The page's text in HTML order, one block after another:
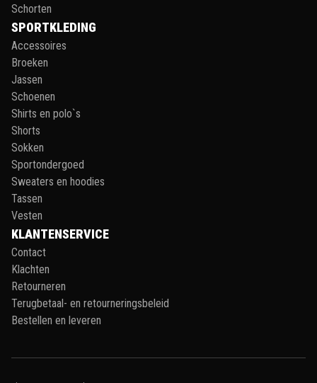
Schorten
SPORTKLEDING
Accessoires
Broeken
Jassen
Schoenen
Shirts en polo`s
Shorts
Sokken
Sportondergoed
Sweaters en hoodies
Tassen
Vesten
KLANTENSERVICE
Contact
Klachten
Retourneren
Terugbetaal- en retourneringsbeleid
Bestellen en leveren